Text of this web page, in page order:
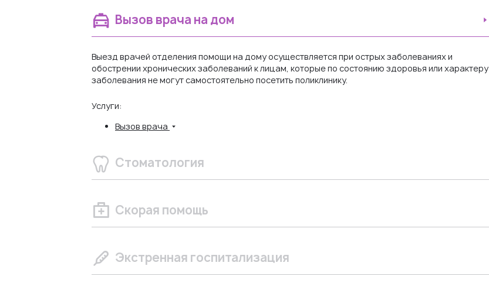
Вызов врача на дом
Выезд врачей отделения помощи на дому осуществляется при острых заболеваниях и
обострении хронических заболеваний к лицам, которые по состоянию здоровья или характеру
заболевания не могут самостоятельно посетить поликлинику.
Услуги:
Вызов врача
Стоматология
Скорая помощь
Экстренная госпитализация